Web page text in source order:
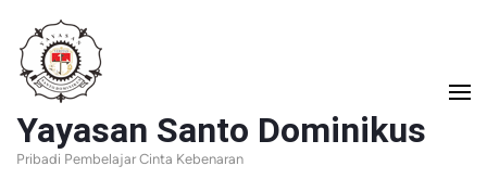
Lompat
ke
konten
(Tekan
Enter)
Yayasan Santo Dominikus
Pribadi Pembelajar Cinta Kebenaran